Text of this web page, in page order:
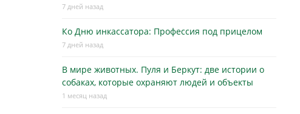
7 дней назад
Ко Дню инкассатора: Профессия под прицелом
7 дней назад
В мире животных. Пуля и Беркут: две истории о
собаках, которые охраняют людей и объекты
1 месяц назад